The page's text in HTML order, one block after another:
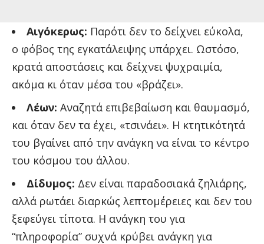
Αιγόκερως: Παρότι δεν το δείχνει εύκολα,
ο φόβος της εγκατάλειψης υπάρχει. Ωστόσο,
κρατά αποστάσεις και δείχνει ψυχραιμία,
ακόμα κι όταν μέσα του «βράζει».
Λέων: Αναζητά επιβεβαίωση και θαυμασμό,
και όταν δεν τα έχει, «τσινάει». Η κτητικότητά
του βγαίνει από την ανάγκη να είναι το κέντρο
του κόσμου του άλλου.
Δίδυμος: Δεν είναι παραδοσιακά ζηλιάρης,
αλλά ρωτάει διαρκώς λεπτομέρειες και δεν του
ξεφεύγει τίποτα. Η ανάγκη του για
“πληροφορία” συχνά κρύβει ανάγκη για